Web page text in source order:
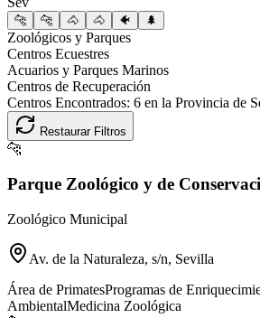
🐆 🐆 🐴 🐴 🐠 🌲
Zoológicos y Parques
Centros Ecuestres
Acuarios y Parques Marinos
Centros de Recuperación
Centros Encontrados: 6 en la Provincia de
Restaurar Filtros
🐆
Parque Zoológico y de
Zoológico Municipal
Av. de la Naturaleza, s/n, Sevilla
Área de PrimatesProgramas de
AmbientalMedicina Zoológica